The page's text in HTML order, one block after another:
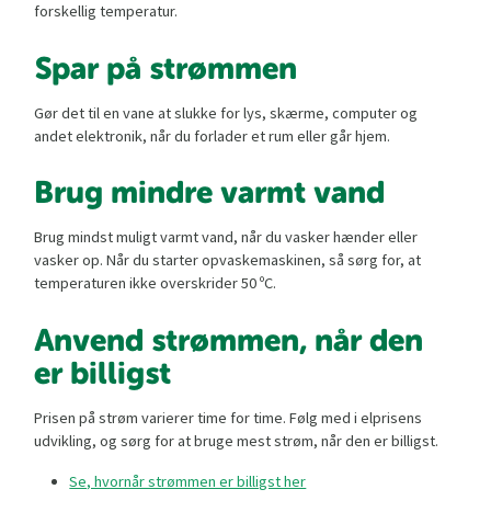
forskellig temperatur.
Spar på strømmen
Gør det til en vane at slukke for lys, skærme, computer og
andet elektronik, når du forlader et rum eller går hjem.
Brug mindre varmt vand
Brug mindst muligt varmt vand, når du vasker hænder eller
vasker op. Når du starter opvaskemaskinen, så sørg for, at
temperaturen ikke overskrider 50 ºC.
Anvend strømmen, når den
er billigst
Prisen på strøm varierer time for time. Følg med i elprisens
udvikling, og sørg for at bruge mest strøm, når den er billigst.
Se, hvornår strømmen er billigst her